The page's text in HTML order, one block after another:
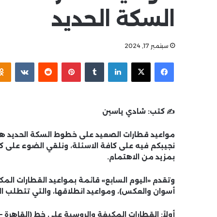
السكة الحديد
سبتمبر 17, 2024
فيسبوك
‫X لينكدإن بينتيريست
✍️ كتب: شادي ياسين
مواعيد قطارات الصعيد على خطوط السكة الحديد
نجيبكم فيه على كافة الاسئلة، ونلقي الضوء
بمزيد من الاهتمام.
وتقدم «اليوم السابع» قائمة بمواعيد القطارات
أسوان والعكس)، ومواعيد انطلاقها، والتي
أولاً: القطارات المكيفة والروسية على خط (القاهرة